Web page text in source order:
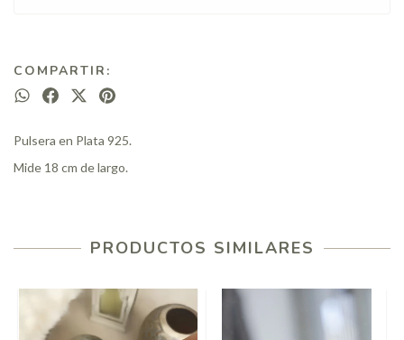
COMPARTIR:
Pulsera en Plata 925.
Mide 18 cm de largo.
PRODUCTOS SIMILARES